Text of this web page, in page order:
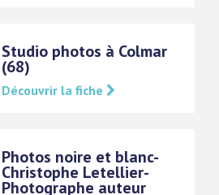
Studio photos à Colmar
(68)
Découvrir la fiche
Photos noire et blanc-
Christophe Letellier-
Photographe auteur